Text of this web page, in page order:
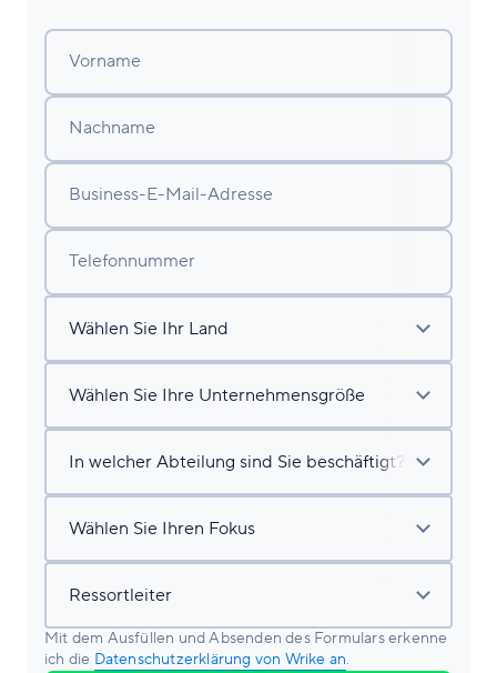
Vorname
Nachname
Business-E-Mail-Adresse
Telefonnummer
Mit dem Ausfüllen und Absenden des Formulars erkenne
ich die Datenschutzerklärung von Wrike an.